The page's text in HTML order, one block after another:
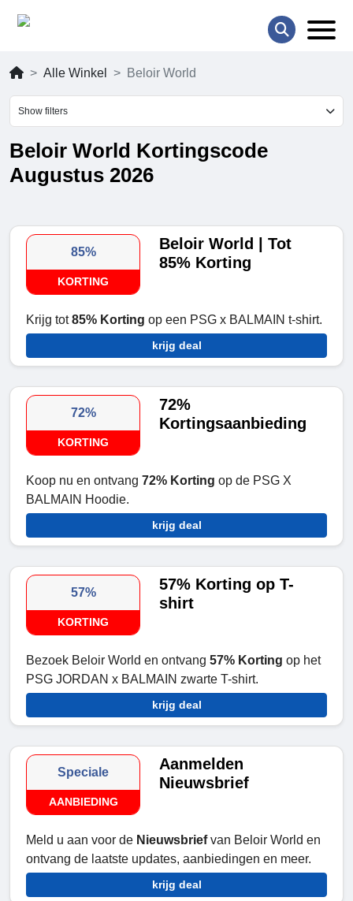
Alle Winkel Beloir World
Show filters
Beloir World Kortingscode
Augustus 2026
85%
KORTING
Beloir World | Tot
85% Korting
Krijg tot85% Korting op een PSG x BALMAIN t-shirt.
krijg deal
72%
KORTING
72%
Kortingsaanbieding
Koop nu en ontvang 72% Korting op de PSG X
BALMAIN Hoodie.
krijg deal
57%
KORTING
57% Korting op T-
shirt
Bezoek Beloir World en ontvang 57% Korting op het
PSG JORDAN x BALMAIN zwarte T-shirt.
krijg deal
Speciale
AANBIEDING
Aanmelden
Nieuwsbrief
Meld u aan voor de Nieuwsbriefvan Beloir World en
ontvang de laatste updates, aanbiedingen en meer.
krijg deal